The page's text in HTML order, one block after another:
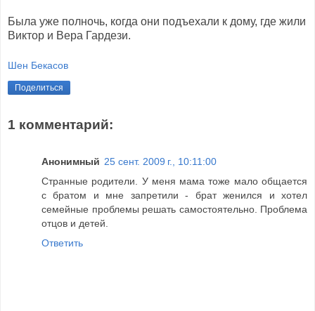
Была уже полночь, когда они подъехали к дому, где жили
Виктор и Вера Гардези.
Шен Бекасов
Поделиться
1 комментарий:
Анонимный 25 сент. 2009 г., 10:11:00
Странные родители. У меня мама тоже мало общается
с братом и мне запретили - брат женился и хотел
семейные проблемы решать самостоятельно. Проблема
отцов и детей.
Ответить